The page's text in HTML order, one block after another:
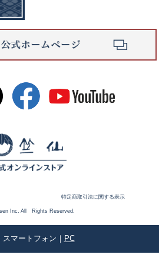
特定商取引法に関する表示
Inc. All Rights Reserved.
スマートフォン｜ PC